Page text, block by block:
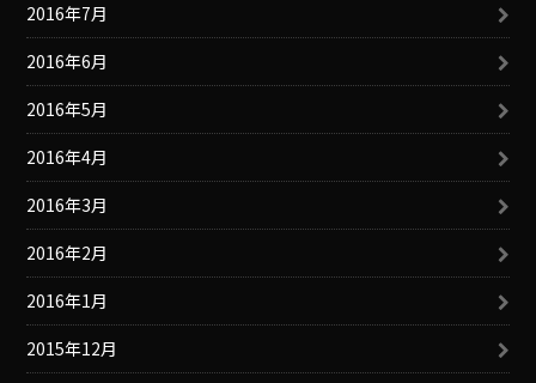
2016年7月
2016年6月
2016年5月
2016年4月
2016年3月
2016年2月
2016年1月
2015年12月